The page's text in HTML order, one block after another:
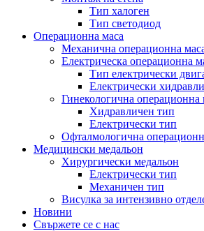
Тип халоген
Тип светодиод
Операционна маса
Механична операционна
Електрическа операционна
Тип електрически
Електрически
Гинекологична операционна
Хидравличен тип
Електрически тип
Офталмологична
Медицински медальон
Хирургически медальон
Електрически тип
Механичен тип
Висулка за интензивно
Новини
Свържете се с нас